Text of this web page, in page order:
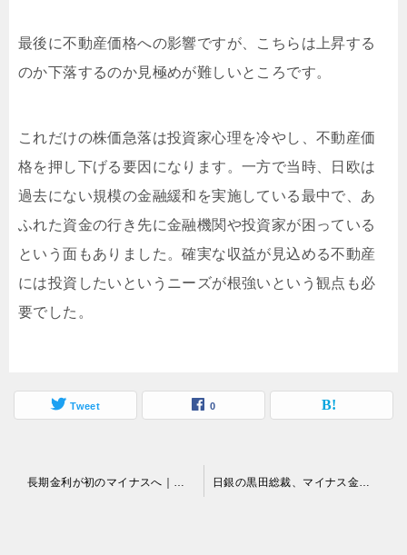
最後に不動産価格への影響ですが、こちらは上昇する
のか下落するのか見極めが難しいところです。
これだけの株価急落は投資家心理を冷やし、不動産価
格を押し下げる要因になります。一方で当時、日欧は
過去にない規模の金融緩和を実施している最中で、あ
ふれた資金の行き先に金融機関や投資家が困っている
という面もありました。確実な収益が見込める不動産
には投資したいというニーズが根強いという観点も必
要でした。
Tweet 0
長期金利が初のマイナスへ｜日銀の思惑と住宅ローン金利への影響（2016年） 日銀の黒田総裁、マイナス金利で「住宅ローン金利の引き上げは起きない」との認識